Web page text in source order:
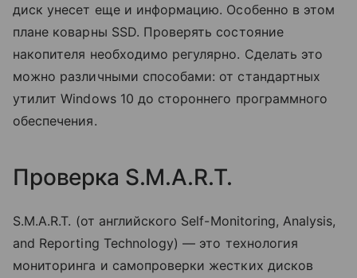
диск унесет еще и информацию. Особенно в этом
плане коварны SSD. Проверять состояние
накопителя необходимо регулярно. Сделать это
можно различными способами: от стандартных
утилит Windows 10 до стороннего программного
обеспечения.
Проверка S.M.A.R.T.
S.M.A.R.T. (от английского Self-Monitoring, Analysis,
and Reporting Technology) — это технология
мониторинга и самопроверки жестких дисков